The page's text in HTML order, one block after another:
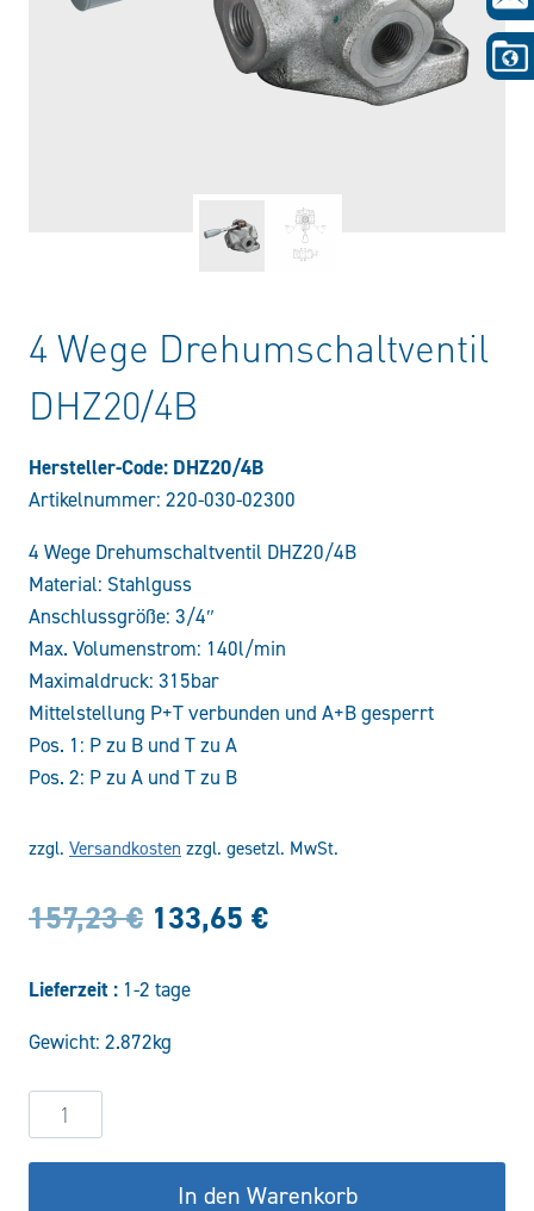
4 Wege Drehumschaltventil
DHZ20/4B
Hersteller-Code: DHZ20/4B
Artikelnummer: 220-030-02300
4 Wege Drehumschaltventil DHZ20/4B
Material: Stahlguss
Anschlussgröße: 3/4″
Max. Volumenstrom: 140l/min
Maximaldruck: 315bar
Mittelstellung P+T verbunden und A+B gesperrt
Pos. 1: P zu B und T zu A
Pos. 2: P zu A und T zu B
zzgl. Versandkosten zzgl. gesetzl. MwSt.
157,23€ Ursprünglicher
war:
157,23 €
133,65 €Aktueller
Lieferzeit : 1-2 tage
Gewicht: 2.872kg
Wege
Drehumschaltventil
In den Warenkorb